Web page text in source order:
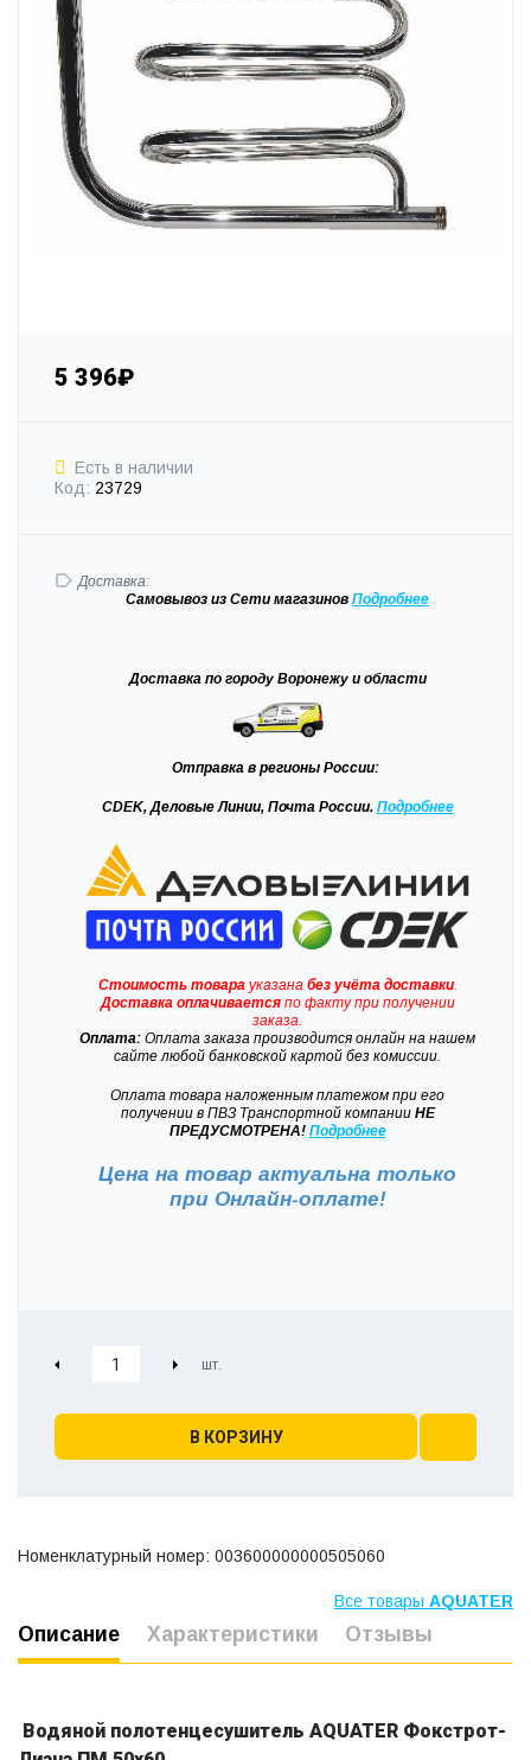
5 396₽
Есть в наличии
Код: 23729
Доставка:
Самовывоз из Сети магазинов Подробнее
Доставка по городу Воронежу и области
Отправка в регионы России:
CDEK, Деловые Линии, Почта России. Подробнее
Стоимость товарауказана без учёта доставки.
Доставкаоплачиваетсяпо факту при получении
заказа.
Оплата: Оплата заказа производится онлайн на нашем
сайте любой банковской картой без комиссии.
Оплата товара наложенным платежом при его
получении в ПВЗ Транспортной компанииНЕ
ПРЕДУСМОТРЕНА! Подробнее
Цена на товар актуальна только
при Онлайн-оплате!
В КОРЗИНУ
Номенклатурный номер: 003600000000505060
Все товары AQUATER
Описание Характеристики Отзывы
Водяной полотенцесушитель AQUATER Фокстрот-